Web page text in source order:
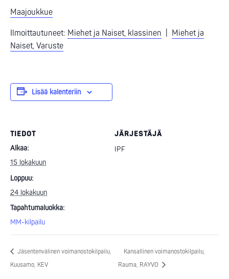
Maajoukkue
Ilmoittautuneet: Miehet ja Naiset, klassinen
Miehet ja
Naiset, Varuste
Lisää kalenteriin
TIEDOT
Alkaa:
15 lokakuun
Loppuu:
24 lokakuun
Tapahtumaluokka:
MM-kilpailu
JÄRJESTÄJÄ
IPF
Jäsentenvälinen voimanostokilpailu,
Kuusamo, KEV
Kansallinen voimanostokilpailu,
Rauma, RAYVO